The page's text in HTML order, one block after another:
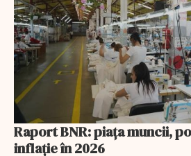
Raport BNR: piața muncii,
inflație în 2026